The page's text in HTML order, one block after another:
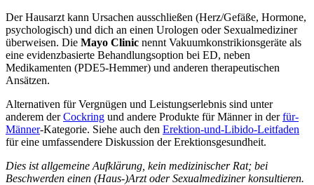
Der Hausarzt kann Ursachen ausschließen (Herz/Gefäße, Hormone,
psychologisch) und dich an einen Urologen oder Sexualmediziner
überweisen. Die Mayo Clinic nennt Vakuumkonstrikionsgeräte als
eine evidenzbasierte Behandlungsoption bei ED, neben
Medikamenten (PDE5-Hemmer) und anderen therapeutischen
Ansätzen.
Alternativen für Vergnügen und Leistungserlebnis sind unter
anderem derCockring und andere Produkte für Männer in derfür-
Männer-Kategorie. Siehe auch den Erektion-und-Libido-Leitfaden
für eine umfassendere Diskussion der Erektionsgesundheit.
Dies ist allgemeine Aufklärung, kein medizinischer Rat; bei
Beschwerden einen (Haus-)Arzt oder Sexualmediziner konsultieren.